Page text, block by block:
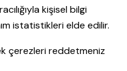
kişisel bilgi
istatistikleri elde edilir.
çerezleri reddetmeniz